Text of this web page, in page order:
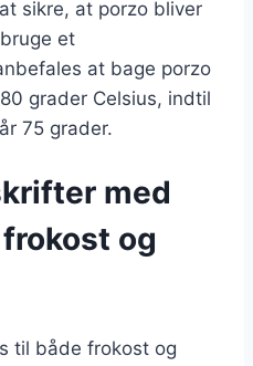
sikre, at porzo bliver
et
at bage porzo
grader Celsius, indtil
75 grader.
med
og
til både frokost og